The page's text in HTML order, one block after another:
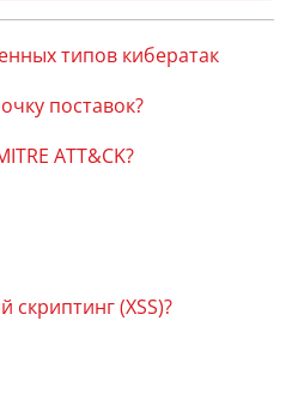
типов кибератак
поставок?
ATT&CK?
(XSS)?